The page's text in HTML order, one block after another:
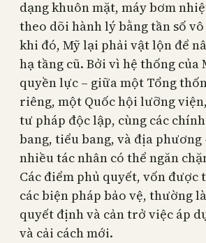
dạng khuôn mặt, máy bơm
theo dõi hành lý bằng tần số
khi đó, Mỹ lại phải vật lộn để
hạ tầng cũ. Bởi vì hệ thống của
quyền lực – giữa một Tổng
riêng, một Quốc hội lưỡng
tư pháp độc lập, cùng các
bang, tiểu bang, và địa phương
nhiều tác nhân có thể ngăn
Các điểm phủ quyết, vốn được
các biện pháp bảo vệ, thường
quyết định và cản trở việc áp
và cải cách mới.